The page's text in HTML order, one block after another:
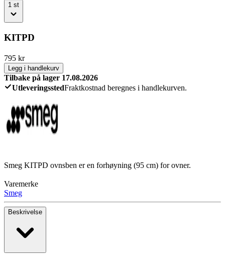
1 st
KITPD
795 kr
Legg i handlekurv
Tilbake på lager 17.08.2026
UtleveringsstedFraktkostnad beregnes i handlekurven.
Smeg KITPD ovnsben er en forhøyning (95 cm) for ovner.
Varemerke
Smeg
Beskrivelse